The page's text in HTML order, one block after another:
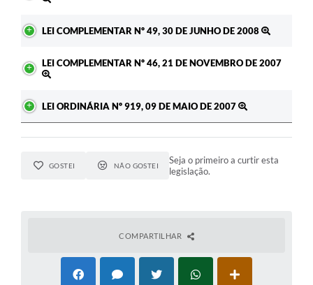
LEI COMPLEMENTAR Nº 49, 30 DE JUNHO DE 2008
LEI COMPLEMENTAR Nº 46, 21 DE NOVEMBRO DE 2007
LEI ORDINÁRIA Nº 919, 09 DE MAIO DE 2007
GOSTEI NÃO GOSTEI
Seja o primeiro a curtir esta
legislação.
COMPARTILHAR